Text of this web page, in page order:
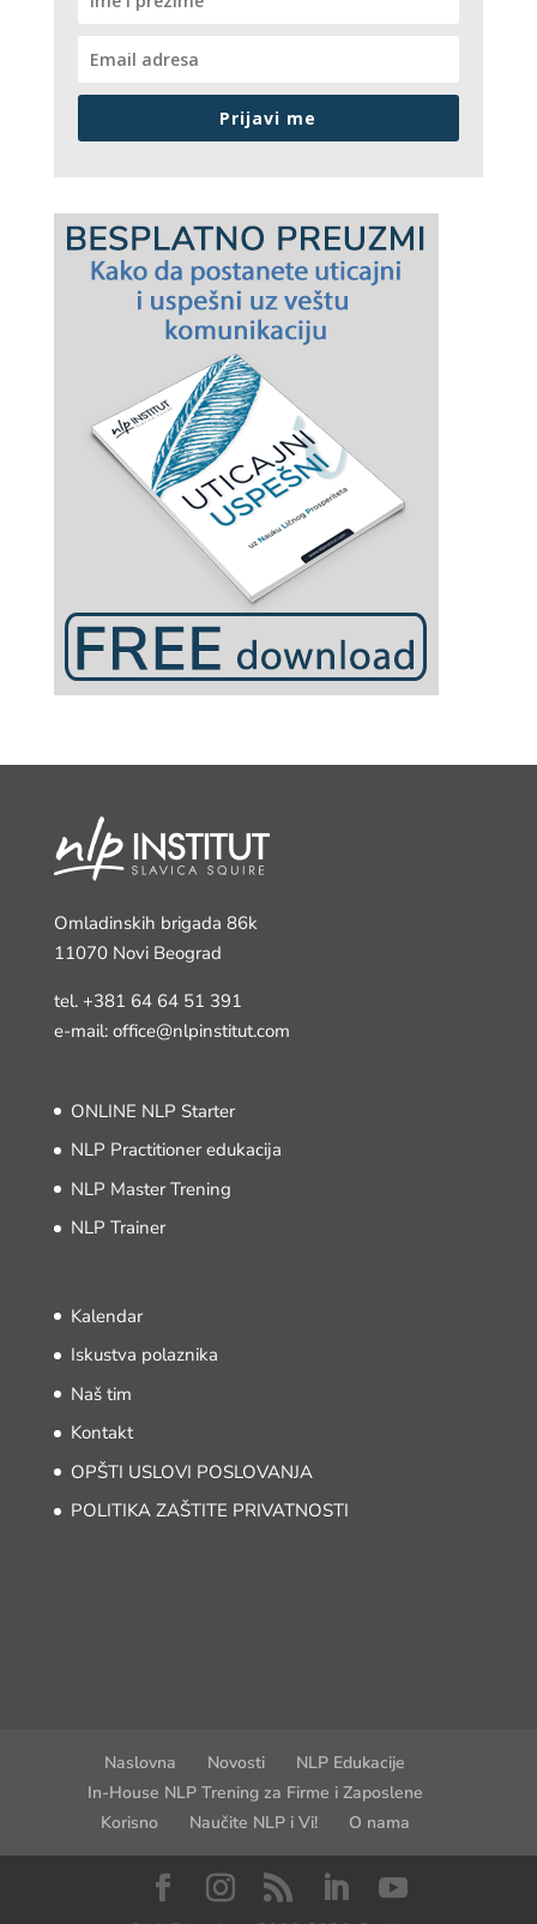
Prijavi me
Omladinskih brigada 86k
11070 Novi Beograd
tel. +381 64 64 51 391
e-mail: office@nlpinstitut.com
ONLINE NLP Starter
NLP Practitioner edukacija
NLP Master Trening
NLP Trainer
Kalendar
Iskustva polaznika
Naš tim
Kontakt
OPŠTI USLOVI POSLOVANJA
POLITIKA ZAŠTITE PRIVATNOSTI
Naslovna Novosti
NLP Edukacije
In-House NLP Trening za Firme i Zaposlene
Korisno
Naučite NLP i Vi! O nama